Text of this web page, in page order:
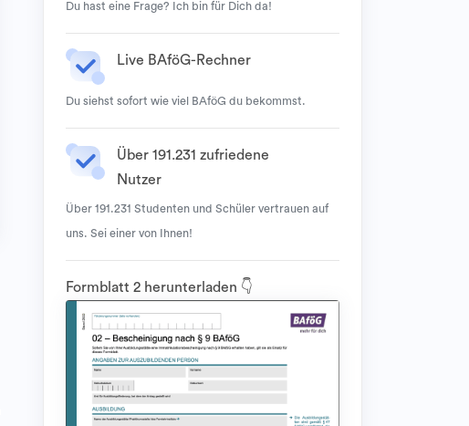
Du hast eine Frage? Ich bin für Dich da!
Live BAföG-Rechner
Du siehst sofort wie viel BAföG du bekommst.
Über 191.231 zufriedene
Nutzer
Über 191.231 Studenten und Schüler vertrauen auf
uns. Sei einer von Ihnen!
Formblatt 2 herunterladen 👇